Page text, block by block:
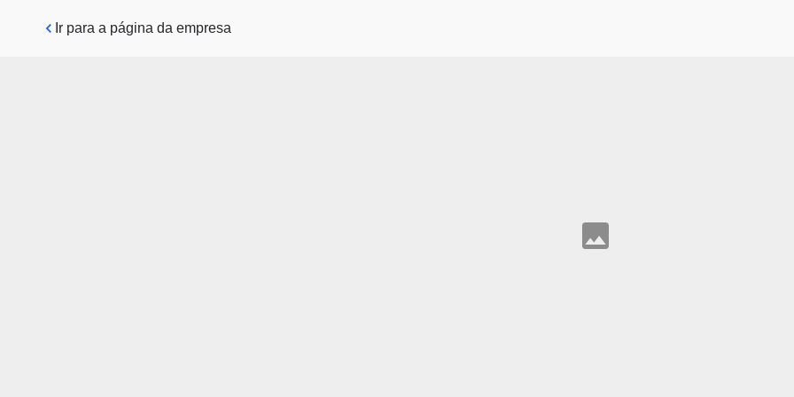
Pular para o conteúdo principal
Ir para a página da empresa